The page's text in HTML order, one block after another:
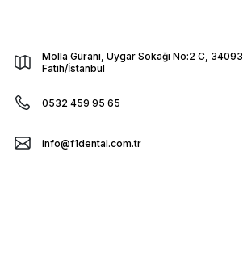
Molla Gürani, Uygar Sokağı No:2 C, 34093
Fatih/İstanbul
0532 459 95 65
info@f1dental.com.tr